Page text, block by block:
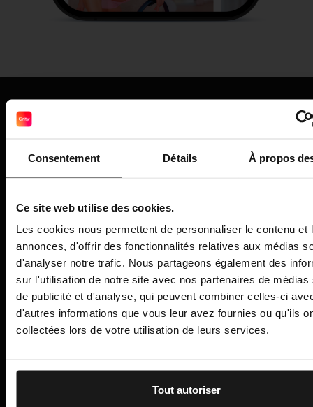
Consentement Détails À propos
Ce site web utilise des cookies.
Les cookies nous permettent de personnaliser le contenu et
annonces, d'offrir des fonctionnalités relatives aux médias
d'analyser notre trafic. Nous partageons également des
sur l'utilisation de notre site avec nos partenaires de médias
de publicité et d'analyse, qui peuvent combiner celles-ci
d'autres informations que vous leur avez fournies ou qu'ils
collectées lors de votre utilisation de leurs services.
Tout autoriser
Rejoins la #Griteam, pour atteindre
tes objectifs, + rapidement et
+ facilement
avec la méthode Grity pour des résultats
rapides & concrets